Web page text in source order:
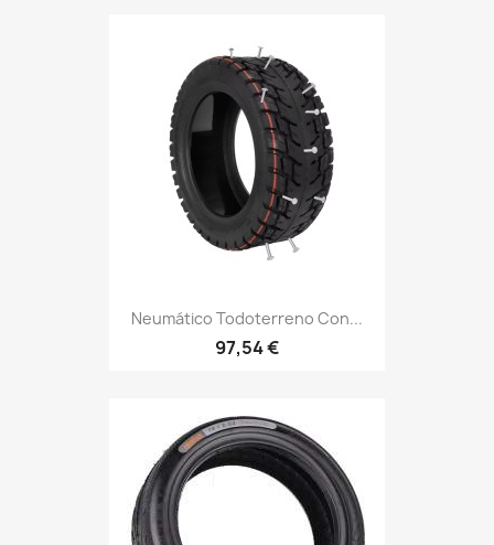
Neumático Todoterreno Con...
97,54 €